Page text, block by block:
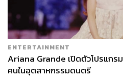
ENTERTAINMENT
Ariana Grande เปิดตัวโปรแก
คนในอุตสาหกรรมดนตรี